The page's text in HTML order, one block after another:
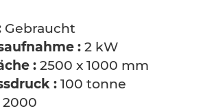
Gebraucht
: 2 kW
: 2500 x 1000 mm
: 100 tonne
2000